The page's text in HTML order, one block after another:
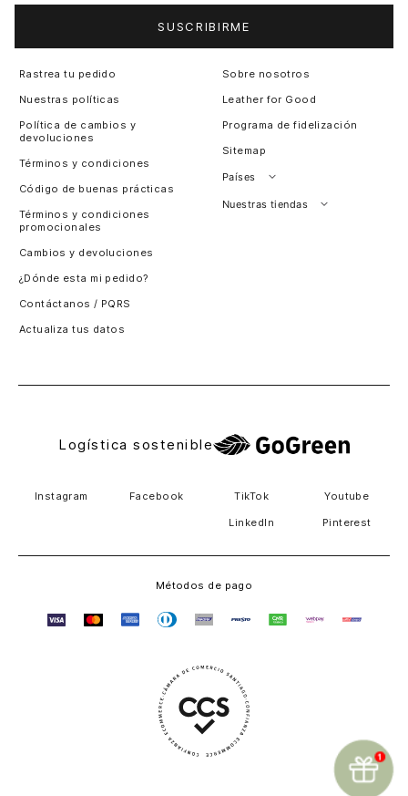
SUSCRIBIRME
Rastrea tu pedido
Nuestras políticas
Política de cambios y
devoluciones
Términos y condiciones
Código de buenas prácticas
Términos y condiciones
promocionales
Cambios y devoluciones
¿Dónde esta mi pedido?
Contáctanos / PQRS
Actualiza tus datos
Sobre nosotros
Leather for Good
Programa de fidelización
Sitemap
Países
Perú
Nuestras tiendas
Logística sostenible
Instagram Facebook TikTok Youtube
LinkedIn Pinterest
Métodos de pago